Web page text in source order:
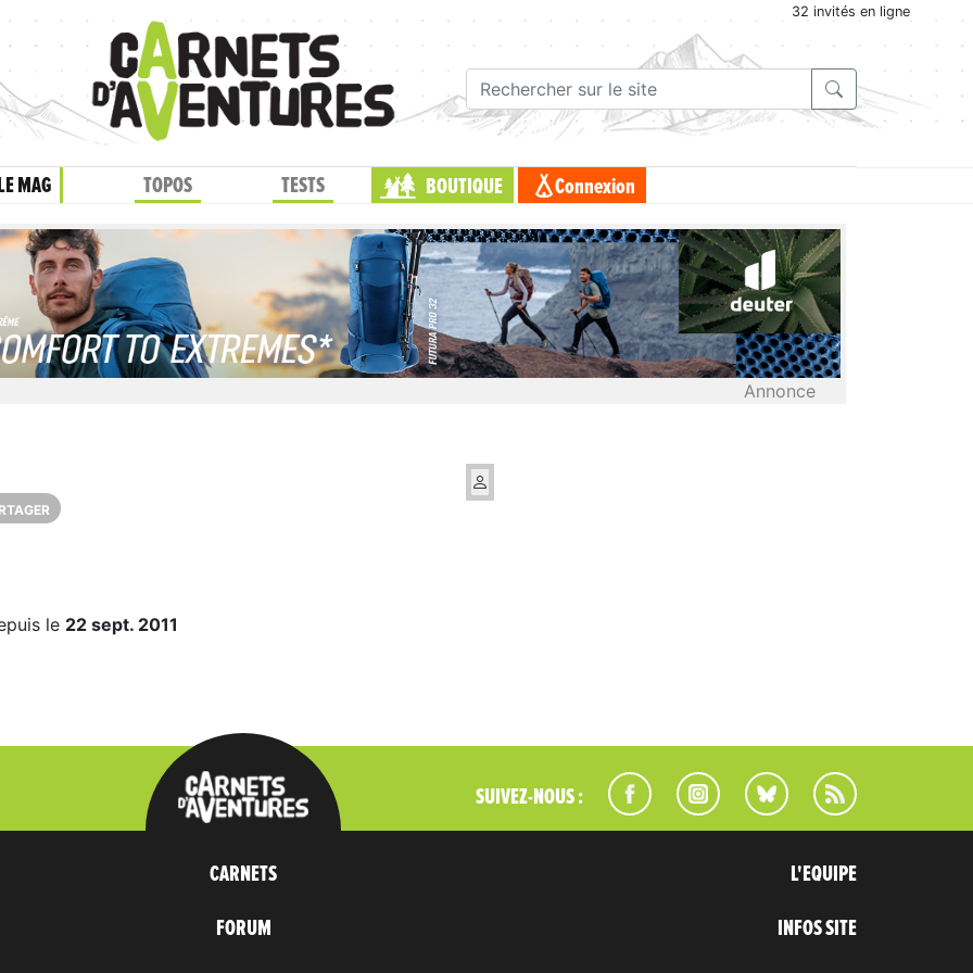
32 invités en ligne
MAG TOPOS TESTS BOUTIQUE Connexion
Annonce
le 22 sept. 2011
SUIVEZ-NOUS :
CARNETS
FORUM
L'EQUIPE
INFOS SITE